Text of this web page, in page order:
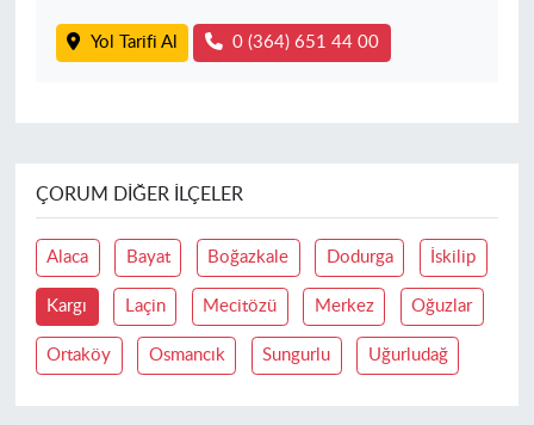
Yol Tarifi Al 0 (364) 651 44 00
ÇORUM DIĞER İLÇELER
Alaca Bayat Boğazkale Dodurga İskilip
Kargı Laçin Mecitözü Merkez Oğuzlar
Ortaköy Osmancık Sungurlu Uğurludağ